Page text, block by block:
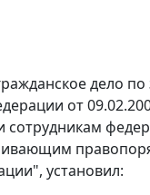
дело
от
установил: